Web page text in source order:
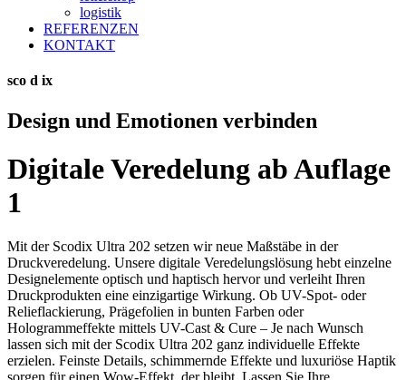
logistik
REFERENZEN
KONTAKT
sco d ix
Design und Emotionen verbinden
Digitale Veredelung ab Auflage
1
Mit der Scodix Ultra 202 setzen wir neue Maßstäbe in der
Druckveredelung. Unsere digitale Veredelungslösung hebt einzelne
Designelemente optisch und haptisch hervor und verleiht Ihren
Druckprodukten eine einzigartige Wirkung. Ob UV-Spot- oder
Relieflackierung, Prägefolien in bunten Farben oder
Hologrammeffekte mittels UV-Cast & Cure – Je nach Wunsch
lassen sich mit der Scodix Ultra 202 ganz individuelle Effekte
erzielen. Feinste Details, schimmernde Effekte und luxuriöse Haptik